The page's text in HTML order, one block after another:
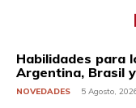
Habilidades para
Argentina, Brasil
NOVEDADES 5 Agosto,